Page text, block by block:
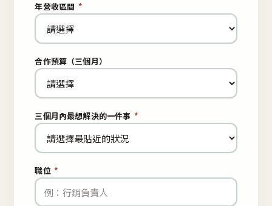
年營收區間 *
合作預算（三個月）
三個月內最想解決的一件事 *
職位 *